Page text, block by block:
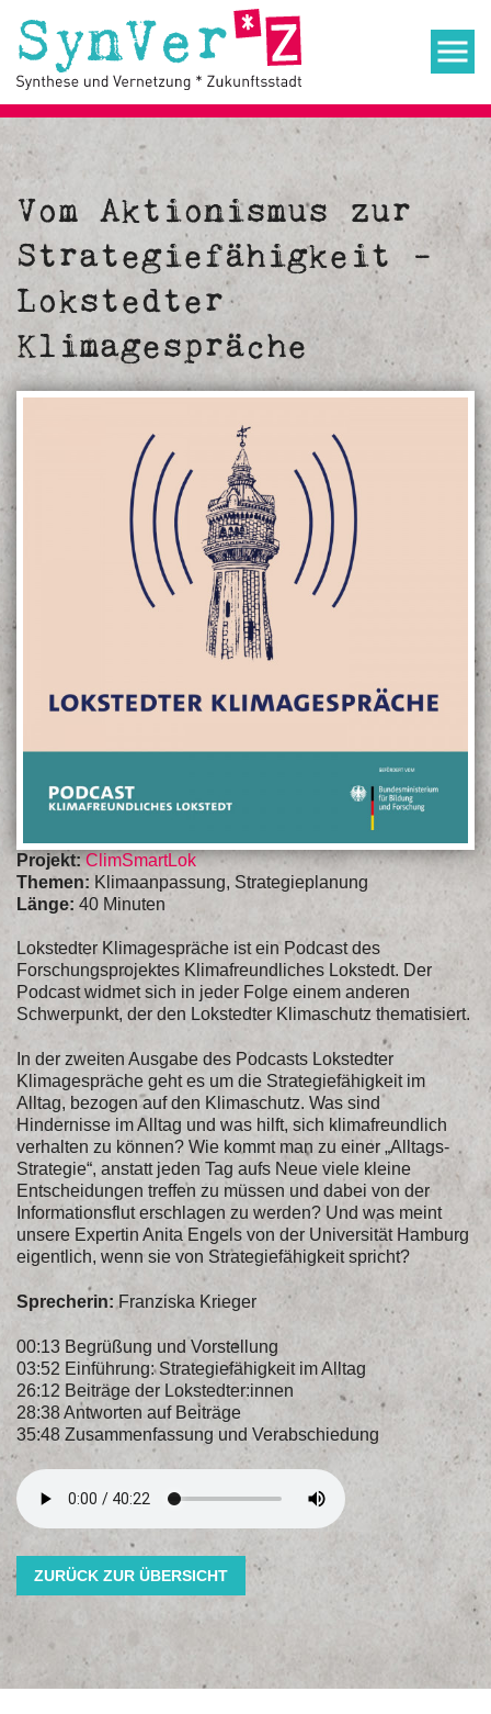
Vom Aktionismus zur
Strategiefähigkeit -
Lokstedter
Klimagespräche
Projekt:ClimSmartLok
Themen: Klimaanpassung, Strategieplanung
Länge: 40 Minuten
Lokstedter Klimagespräche ist ein Podcast des
Forschungsprojektes Klimafreundliches Lokstedt. Der
Podcast widmet sich in jeder Folge einem anderen
Schwerpunkt, der den Lokstedter Klimaschutz thematisiert.
In der zweiten Ausgabe des Podcasts Lokstedter
Klimagespräche geht es um die Strategiefähigkeit im
Alltag, bezogen auf den Klimaschutz. Was sind
Hindernisse im Alltag und was hilft, sich klimafreundlich
verhalten zu können? Wie kommt man zu einer „Alltags-
Strategie“, anstatt jeden Tag aufs Neue viele kleine
Entscheidungen treffen zu müssen und dabei von der
Informationsflut erschlagen zu werden? Und was meint
unsere Expertin Anita Engels von der Universität Hamburg
eigentlich, wenn sie von Strategiefähigkeit spricht?
Sprecherin:Franziska Krieger
00:13 Begrüßung und Vorstellung
03:52 Einführung: Strategiefähigkeit im Alltag
26:12 Beiträge der Lokstedter:innen
28:38 Antworten auf Beiträge
35:48 Zusammenfassung und Verabschiedung
ZURÜCK ZUR ÜBERSICHT